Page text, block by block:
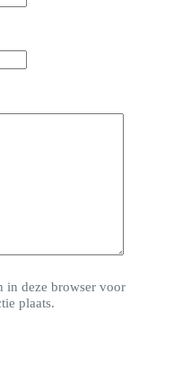
in deze browser voor
plaats.